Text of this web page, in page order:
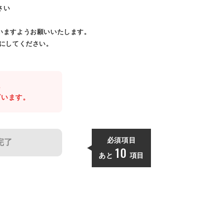
い
すようお願いいたします。
してください。
ます。
了 必須項目
あと 10 項目